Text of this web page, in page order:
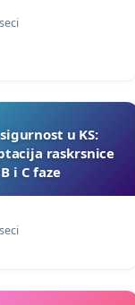
u KS:
raskrsnice
i C faze